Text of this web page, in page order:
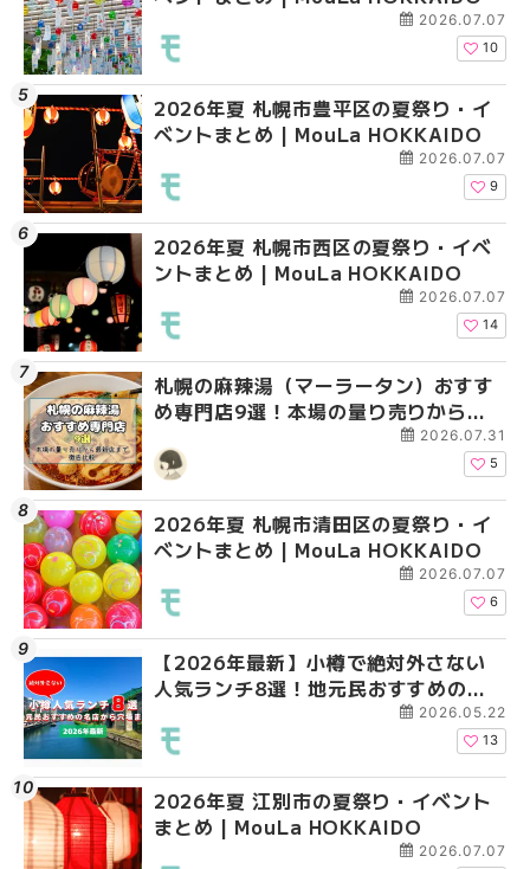
2026.07.07
10
2026年夏 札幌市豊平区の夏祭り・イ
ベントまとめ | MouLa HOKKAIDO
2026.07.07
9
2026年夏 札幌市西区の夏祭り・イベ
ントまとめ | MouLa HOKKAIDO
2026.07.07
14
札幌の麻辣湯（マーラータン）おすす
め専門店9選！本場の量り売りから最
新店まで徹底比較 | MouLa
HOKKAIDO
2026.07.31
5
2026年夏 札幌市清田区の夏祭り・イ
ベントまとめ | MouLa HOKKAIDO
2026.07.07
6
【2026年最新】小樽で絶対外さない
人気ランチ8選！地元民おすすめの名
店から穴場まで | MouLa HOKKAIDO
2026.05.22
13
2026年夏 江別市の夏祭り・イベント
まとめ | MouLa HOKKAIDO
2026.07.07
2026年夏 札幌市清田
ベントまとめ |
2026年夏 札幌市中央
ベントまとめ |
2026年夏 札幌市北区
ントまとめ | MouLa
2026年夏 札幌市手稲
ベントまとめ |
札幌の麻辣湯（マーラ
め専門店9選！本場の
新店まで徹底比較 |
2026年夏 札幌市南区
ントまとめ | MouLa
2026年夏 札幌市手稲
ベントまとめ |
2026年夏 札幌市清田
ベントまとめ |
2026年夏 札幌市豊平
ベントまとめ |
2026年夏 札幌市南区
ントまとめ | MouLa
2026年夏 札幌市東区
ントまとめ | MouLa
2026年夏 恵庭市・千
イベントまとめ |